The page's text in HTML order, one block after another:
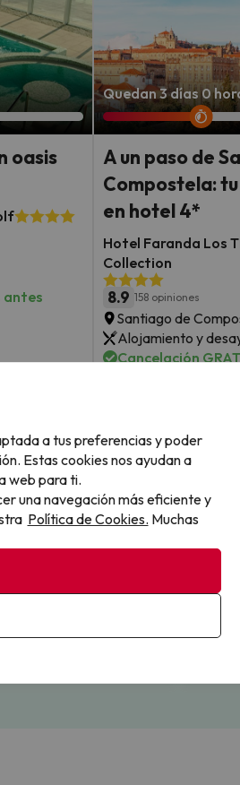
oasis
antes
Quedan 3 días 0
A un paso de
Compostela:
en hotel 4*
Hotel Faranda Los
Collection
8.9 158 opiniones
Santiago de
Alojamiento y
Cancelación
Fechas para viajar:
ritmo
financia tu viaje.
a tus preferencias y poder
Estas cookies nos ayudan a
web para ti.
una navegación más eficiente y
Política de Cookies. Muchas